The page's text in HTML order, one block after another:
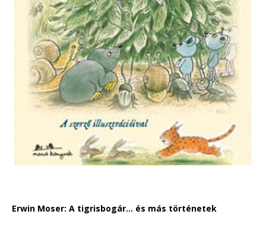
Erwin Moser: A tigrisbogár… és más történetek